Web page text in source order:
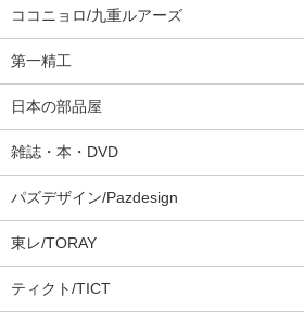
ココニョロ/九重ルアーズ
第一精工
日本の部品屋
雑誌・本・DVD
パズデザイン/Pazdesign
東レ/TORAY
ティクト/TICT